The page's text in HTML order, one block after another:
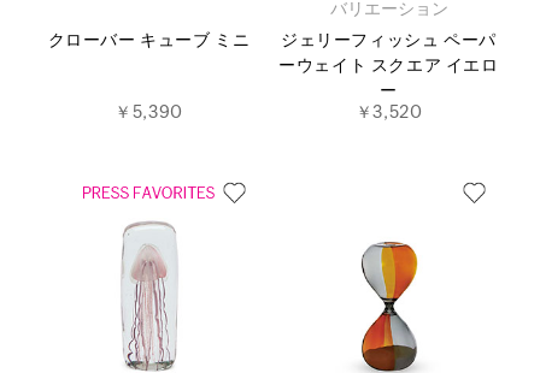
クローバー キューブ ミニ
￥5,390
バリエーション
ジェリーフィッシュ ペーパ
ーウェイト スクエア イエロ
ー
￥3,520